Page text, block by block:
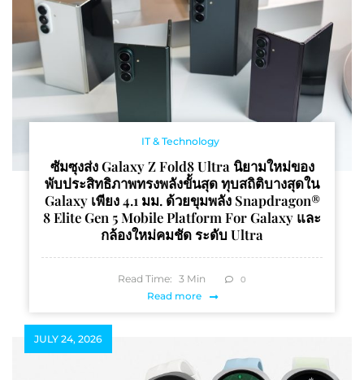
IT & Technology
ซัมซุงส่ง Galaxy Z Fold8 Ultra นิยามใหม่ของ
พับประสิทธิภาพทรงพลังขั้นสุด ทุบสถิติบางสุดใน
Galaxy เพียง 4.1 มม. ด้วยขุมพลัง Snapdragon®
8 Elite Gen 5 Mobile Platform For Galaxy และ
กล้องใหม่คมชัด ระดับ Ultra
Read Time: 3 Min 0
Read more
JULY 24, 2026